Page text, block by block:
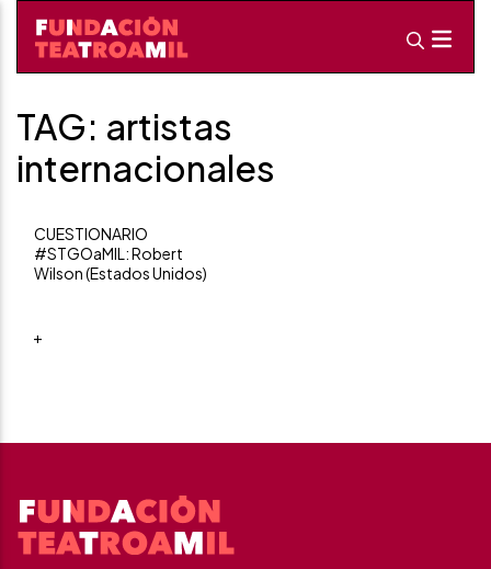
TAG: artistas
internacionales
CUESTIONARIO
#STGOaMIL: Robert
Wilson (Estados Unidos)
+